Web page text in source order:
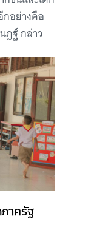
อย่างคือ
ฏฐ์ กล่าว
าครัฐ